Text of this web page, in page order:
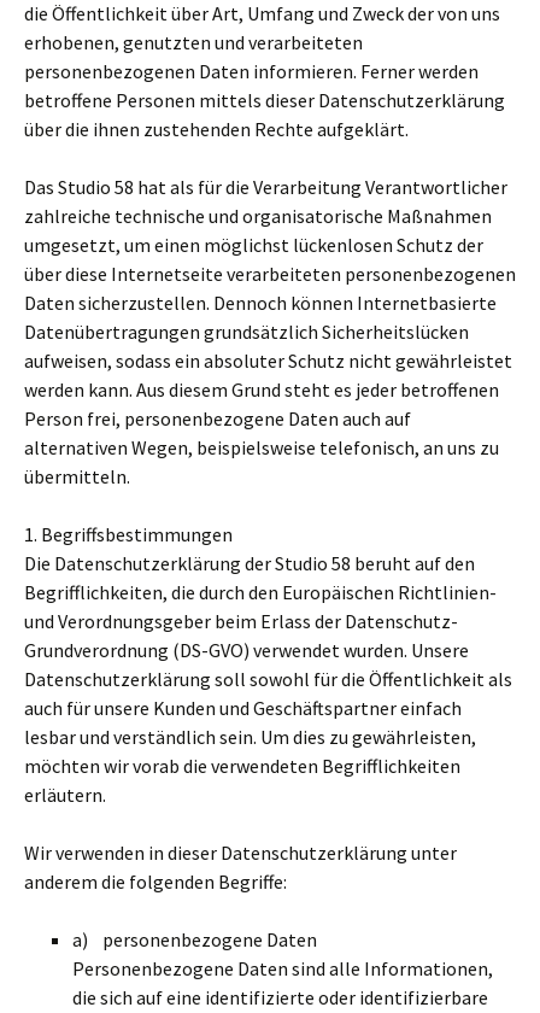
die Öffentlichkeit über Art, Umfang und Zweck der von uns
erhobenen, genutzten und verarbeiteten
personenbezogenen Daten informieren. Ferner werden
betroffene Personen mittels dieser Datenschutzerklärung
über die ihnen zustehenden Rechte aufgeklärt.
Das Studio 58 hat als für die Verarbeitung Verantwortlicher
zahlreiche technische und organisatorische Maßnahmen
umgesetzt, um einen möglichst lückenlosen Schutz der
über diese Internetseite verarbeiteten personenbezogenen
Daten sicherzustellen. Dennoch können Internetbasierte
Datenübertragungen grundsätzlich Sicherheitslücken
aufweisen, sodass ein absoluter Schutz nicht gewährleistet
werden kann. Aus diesem Grund steht es jeder betroffenen
Person frei, personenbezogene Daten auch auf
alternativen Wegen, beispielsweise telefonisch, an uns zu
übermitteln.
1. Begriffsbestimmungen
Die Datenschutzerklärung der Studio 58 beruht auf den
Begrifflichkeiten, die durch den Europäischen Richtlinien-
und Verordnungsgeber beim Erlass der Datenschutz-
Grundverordnung (DS-GVO) verwendet wurden. Unsere
Datenschutzerklärung soll sowohl für die Öffentlichkeit als
auch für unsere Kunden und Geschäftspartner einfach
lesbar und verständlich sein. Um dies zu gewährleisten,
möchten wir vorab die verwendeten Begrifflichkeiten
erläutern.
Wir verwenden in dieser Datenschutzerklärung unter
anderem die folgenden Begriffe:
a) personenbezogene Daten
Personenbezogene Daten sind alle Informationen,
die sich auf eine identifizierte oder identifizierbare